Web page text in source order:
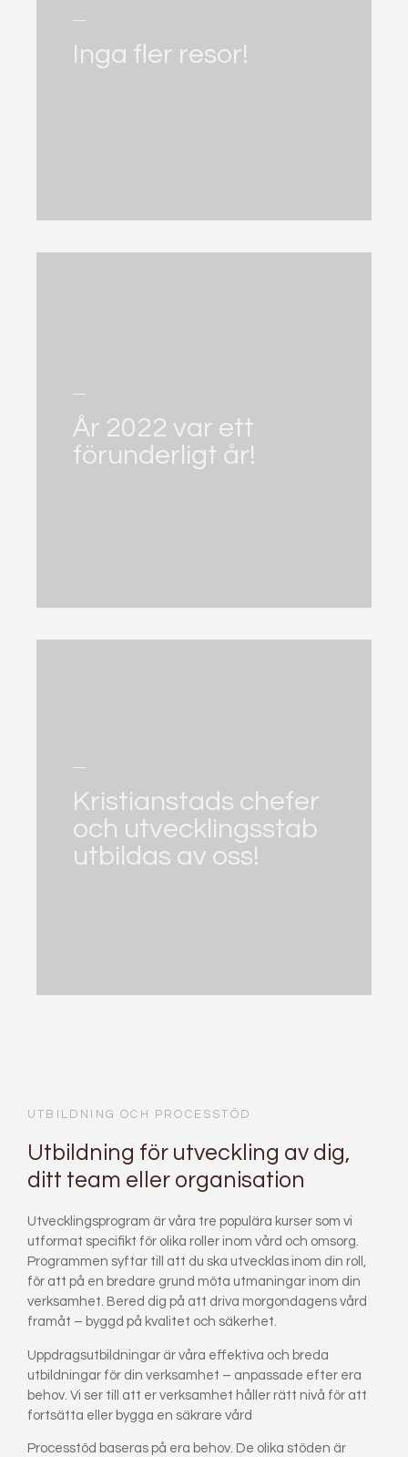
Inga fler resor!
År 2022 var ett
förunderligt år!
Kristianstads chefer
och utvecklingsstab
utbildas av oss!
UTBILDNING OCH PROCESSTÖD
Utbildning för utveckling av dig,
ditt team eller organisation
Utvecklingsprogram är våra tre populära kurser som vi
utformat specifikt för olika roller inom vård och omsorg.
Programmen syftar till att du ska utvecklas inom din roll,
för att på en bredare grund möta utmaningar inom din
verksamhet. Bered dig på att driva morgondagens vård
framåt – byggd på kvalitet och säkerhet.
Uppdragsutbildningar är våra effektiva och breda
utbildningar för din verksamhet – anpassade efter era
behov. Vi ser till att er verksamhet håller rätt nivå för att
fortsätta eller bygga en säkrare vård
Processtöd baseras på era behov. De olika stöden är